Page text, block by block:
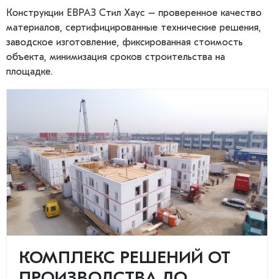
Конструкции ЕВРАЗ Стил Хаус – проверенное качество
материалов, сертифицированные технические решения,
заводское изготовление, фиксированная стоимость
объекта, минимизация сроков строительства на
площадке.
КОМПЛЕКС РЕШЕНИЙ ОТ